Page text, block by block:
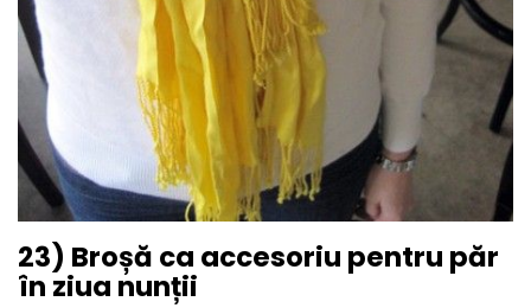
23) Broșă ca accesoriu pentru păr
în ziua nunții